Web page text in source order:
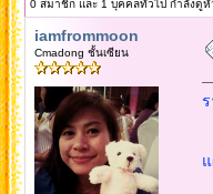
0 สมาชิก และ 1 บุคคลทั่วไป กำลังดู
iamfrommoon
Cmadong ชั้นเซียน